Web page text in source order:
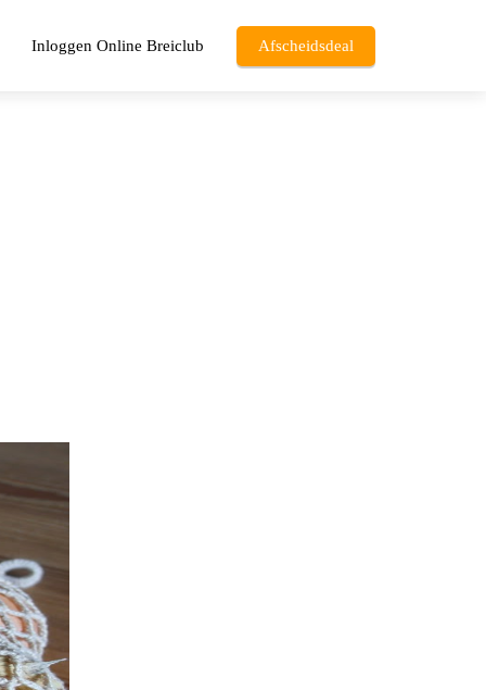
Inloggen Online Breiclub Afscheidsdeal